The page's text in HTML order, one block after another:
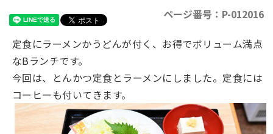
ページ番号：P-012016
定食にラーメンかうどんが付く、お得でボリューム満点
なBランチです。
今回は、とんかつ定食とラーメンにしました。定食には
コーヒーも付いてきます。